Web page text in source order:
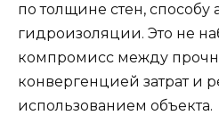
по толщине стен,
гидроизоляции. Это не
компромисс между
конвергенцией затрат и
использованием объекта.